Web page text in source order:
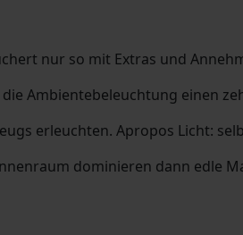
nur so mit Extras und
Ambientebeleuchtung einen
erleuchten. Apropos Licht:
dominieren dann edle